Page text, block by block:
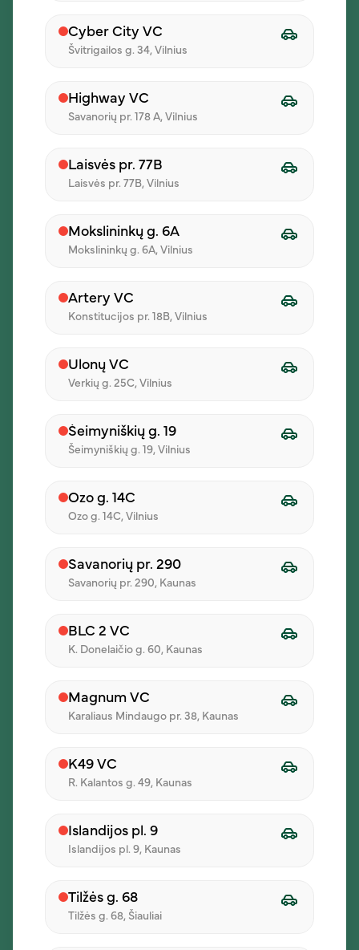
Šviežių daržovių
salotos
Provanso žolelių padažu
Padažai
Cyber City VC
Švitrigailos g. 34, Vilnius
Highway VC
Savanorių pr. 178 A, Vilnius
Laisvės pr. 77B
Laisvės pr. 77B, Vilnius
Mokslininkų g. 6A
Mokslininkų g. 6A, Vilnius
Artery VC
Konstitucijos pr. 18B, Vilnius
Ulonų VC
Verkių g. 25C, Vilnius
Šeimyniškių g. 19
Šeimyniškių g. 19, Vilnius
Ozo g. 14C
Ozo g. 14C, Vilnius
Savanorių pr. 290
Savanorių pr. 290, Kaunas
BLC 2 VC
K. Donelaičio g. 60, Kaunas
Magnum VC
Karaliaus Mindaugo pr. 38, Kaunas
K49 VC
R. Kalantos g. 49, Kaunas
Islandijos pl. 9
Islandijos pl. 9, Kaunas
Tilžės g. 68
Tilžės g. 68, Šiauliai